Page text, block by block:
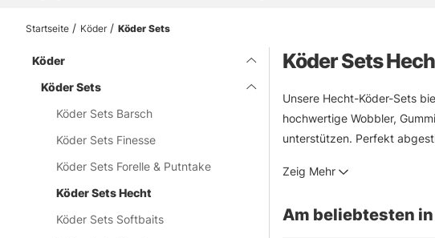
Startseite Köder Köder Sets
Köder
Köder Sets
Köder Sets Barsch
Köder Sets Finesse
Köder Sets Forelle & Putntake
Köder Sets Hecht
Köder Sets Softbaits
Köder Sets
Unsere Hecht-Köder-Sets
hochwertige Wobbler,
unterstützen. Perfekt
Zeig Mehr
Am beliebtesten